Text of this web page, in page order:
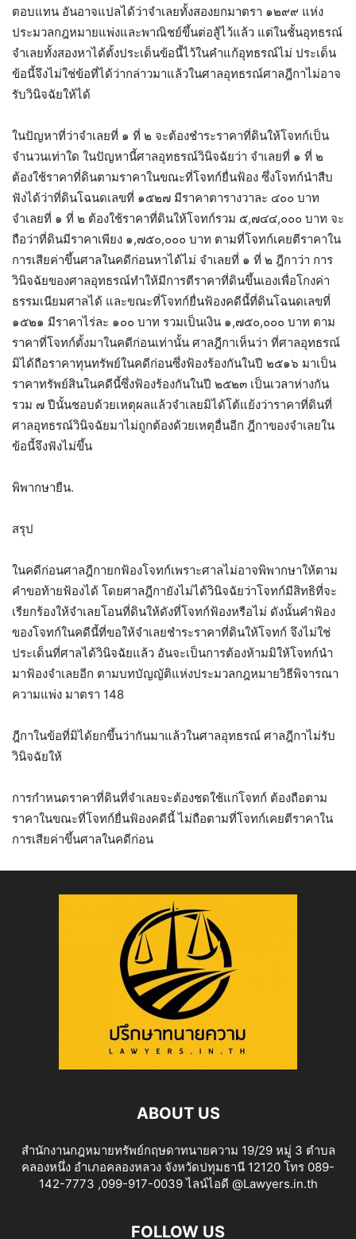
ตอบแทน อันอาจแปลได้ว่าจำเลยทั้งสองยกมาตรา ๑๒๙๙ แห่ง
ประมวลกฎหมายแพ่งและพาณิชย์ขึ้นต่อสู้ไว้แล้ว แต่ในชั้นอุทธรณ์
จำเลยทั้งสองหาได้ตั้งประเด็นข้อนี้ไว้ในคำแก้อุทธรณ์ไม่ ประเด็น
ข้อนี้จึงไม่ใช่ข้อที่ได้ว่ากล่าวมาแล้วในศาลอุทธรณ์ศาลฎีกาไม่อาจ
รับวินิจฉัยให้ได้
ในปัญหาที่ว่าจำเลยที่ ๑ ที่ ๒ จะต้องชำระราคาที่ดินให้โจทก์เป็น
จำนวนเท่าใด ในปัญหานี้ศาลอุทธรณ์วินิจฉัยว่า จำเลยที่ ๑ ที่ ๒
ต้องใช้ราคาที่ดินตามราคาในขณะที่โจทก์ยื่นฟ้อง ซึ่งโจทก์นำสืบ
ฟังได้ว่าที่ดินโฉนดเลขที่ ๑๕๒๗ มีราคาตารางวาละ ๔๐๐ บาท
จำเลยที่ ๑ ที่ ๒ ต้องใช้ราคาที่ดินให้โจทก์รวม ๕,๗๔๔,๐๐๐ บาท จะ
ถือว่าที่ดินมีราคาเพียง ๑,๗๕๐,๐๐๐ บาท ตามที่โจทก์เคยตีราคาใน
การเสียค่าขึ้นศาลในคดีก่อนหาได้ไม่ จำเลยที่ ๑ ที่ ๒ ฎีกาว่า การ
วินิจฉัยของศาลอุทธรณ์ทำให้มีการตีราคาที่ดินขึ้นเองเพื่อโกงค่า
ธรรมเนียมศาลได้ และขณะที่โจทก์ยื่นฟ้องคดีนี้ที่ดินโฉนดเลขที่
๑๕๒๑ มีราคาไร่ละ ๑๐๐ บาท รวมเป็นเงิน ๑,๗๕๐,๐๐๐ บาท ตาม
ราคาที่โจทก์ตั้งมาในคดีก่อนเท่านั้น ศาลฎีกาเห็นว่า ที่ศาลอุทธรณ์
มิได้ถือราคาทุนทรัพย์ในคดีก่อนซึ่งฟ้องร้องกันในปี ๒๕๑๖ มาเป็น
ราคาทรัพย์สินในคดีนี้ซึ่งฟ้องร้องกันในปี ๒๕๒๓ เป็นเวลาห่างกัน
รวม ๗ ปีนั้นชอบด้วยเหตุผลแล้วจำเลยมิได้โต้แย้งว่าราคาที่ดินที่
ศาลอุทธรณ์วินิจฉัยมาไม่ถูกต้องด้วยเหตุอื่นอีก ฎีกาของจำเลยใน
ข้อนี้จึงฟังไม่ขึ้น
พิพากษายืน.
สรุป
ในคดีก่อนศาลฎีกายกฟ้องโจทก์เพราะศาลไม่อาจพิพากษาให้ตาม
คำขอท้ายฟ้องได้ โดยศาลฎีกายังไม่ได้วินิจฉัยว่าโจทก์มีสิทธิที่จะ
เรียกร้องให้จำเลยโอนที่ดินให้ดังที่โจทก์ฟ้องหรือไม่ ดังนั้นคำฟ้อง
ของโจทก์ในคดีนี้ที่ขอให้จำเลยชำระราคาที่ดินให้โจทก์ จึงไม่ใช่
ประเด็นที่ศาลได้วินิจฉัยแล้ว อันจะเป็นการต้องห้ามมิให้โจทก์นำ
มาฟ้องจำเลยอีก ตามบทบัญญัติแห่งประมวลกฎหมายวิธีพิจารณา
ความแพ่ง มาตรา 148
ฎีกาในข้อที่มิได้ยกขึ้นว่ากันมาแล้วในศาลอุทธรณ์ ศาลฎีกาไม่รับ
วินิจฉัยให้
การกำหนดราคาที่ดินที่จำเลยจะต้องชดใช้แก่โจทก์ ต้องถือตาม
ราคาในขณะที่โจทก์ยื่นฟ้องคดีนี้ ไม่ถือตามที่โจทก์เคยตีราคาใน
การเสียค่าขึ้นศาลในคดีก่อน
ABOUT US
สำนักงานกฎหมายทรัพย์กฤษดาทนายความ 19/29 หมู่ 3 ตำบล
คลองหนึ่ง อำเภอคลองหลวง จังหวัดปทุมธานี 12120 โทร 089-
142-7773 ,099-917-0039 ไลน์ไอดี @Lawyers.in.th
FOLLOW US